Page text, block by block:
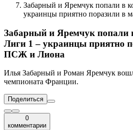
Забарный и Яремчук попали в
украинцы приятно поразили в
Забарный и Яремчук попали
Лиги 1 – украинцы приятно
ПСЖ и Лиона
Илья Забарный и Роман Яремчук
чемпионата Франции.
Поделиться
0
комментарии